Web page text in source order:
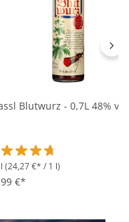
5 Sternen
Blutwurz - 0,7L 48% vol
(24,27 €* / 1 l)
€*